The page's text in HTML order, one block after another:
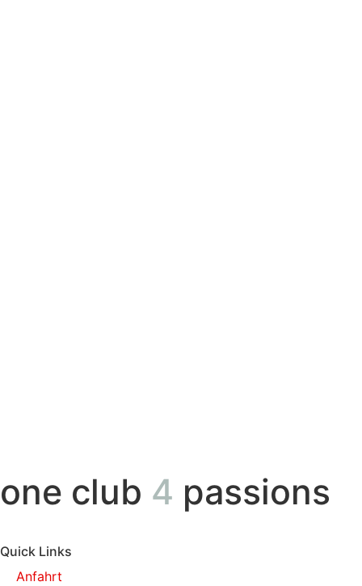
one club 4 passions
Quick Links
Anfahrt